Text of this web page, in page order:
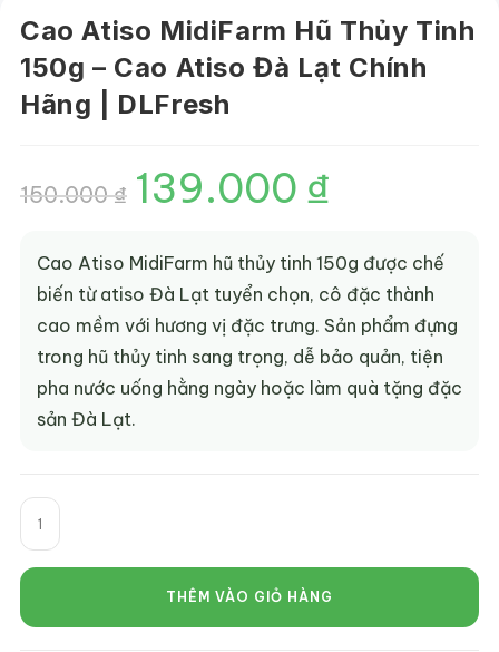
Cao Atiso MidiFarm Hũ Thủy Tinh
150g – Cao Atiso Đà Lạt Chính
Hãng | DLFresh
150.000₫
Giá
gốc
là:
139.000 ₫
Cao Atiso MidiFarm hũ thủy tinh 150g được chế
biến từ atiso Đà Lạt tuyển chọn, cô đặc thành
cao mềm với hương vị đặc trưng. Sản phẩm đựng
trong hũ thủy tinh sang trọng, dễ bảo quản, tiện
pha nước uống hằng ngày hoặc làm quà tặng đặc
sản Đà Lạt.
Cao
Atiso
MidiFarm
Thủy
THÊM VÀO GIỎ HÀNG